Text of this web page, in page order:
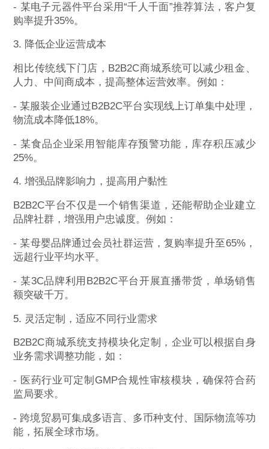
- 某电子元器件平台采用“千人千面”推荐算法，客户复
购率提升35%。
3. 降低企业运营成本
相比传统线下门店，B2B2C商城系统可以减少租金、
人力、中间商成本，提高整体运营效率。例如：
- 某服装企业通过B2B2C平台实现线上订单集中处理，
物流成本降低18%。
- 某食品企业采用智能库存预警功能，库存积压减少
25%。
4. 增强品牌影响力，提高用户黏性
B2B2C平台不仅是一个销售渠道，还能帮助企业建立
品牌社群，增强用户忠诚度。例如：
- 某母婴品牌通过会员社群运营，复购率提升至65%，
远超行业平均水平。
- 某3C品牌利用B2B2C平台开展直播带货，单场销售
额突破千万。
5. 灵活定制，适应不同行业需求
B2B2C商城系统支持模块化定制，企业可以根据自身
业务需求调整功能，如：
- 医药行业可定制GMP合规性审核模块，确保符合药
监局要求。
- 跨境贸易可集成多语言、多币种支付、国际物流等功
能，拓展全球市场。